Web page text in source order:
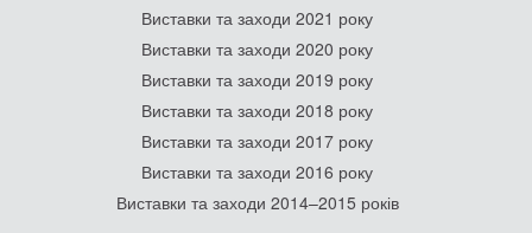
Виставки та заходи 2021 року
Виставки та заходи 2020 року
Виставки та заходи 2019 року
Виставки та заходи 2018 року
Виставки та заходи 2017 року
Виставки та заходи 2016 року
Виставки та заходи 2014–2015 років